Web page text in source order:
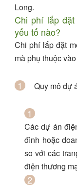
Long.
Chi phí lắp
yếu tố nào?
Chi phí lắp đặt
mà phụ thuộc
Quy mô dự
Các dự án
đình hoặc
so với các
điện thương